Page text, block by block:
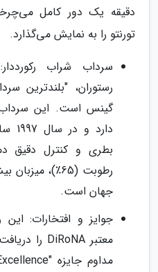
دقیقه یک دور کامل
تورنتو را به نمایش می‌گذارد.
سرداب شراب
رستوران، "بلندترین
گینس است. این
جهان است.